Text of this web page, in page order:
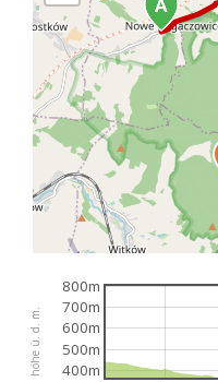
höhe ü. d. m. 400m
500m
600m
700m
800m